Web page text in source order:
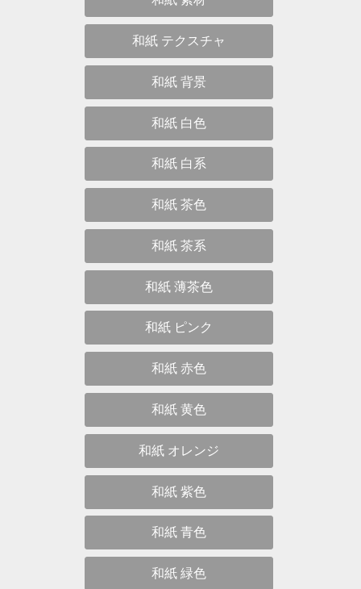
和紙 テクスチャ
和紙 背景
和紙 白色
和紙 白系
和紙 茶色
和紙 茶系
和紙 薄茶色
和紙 ピンク
和紙 赤色
和紙 黄色
和紙 オレンジ
和紙 紫色
和紙 青色
和紙 緑色